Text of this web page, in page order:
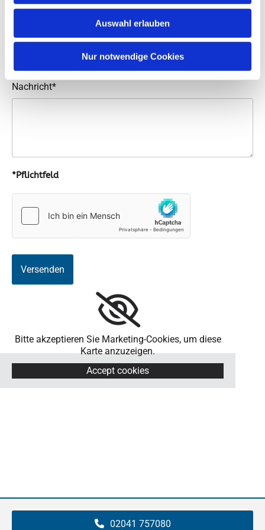
Auswahl erlauben
Nur notwendige Cookies
Nachricht*
*Pflichtfeld
Bitte akzeptieren Sie Marketing-Cookies, um diese
Karte anzuzeigen.
Accept cookies
02041 757080